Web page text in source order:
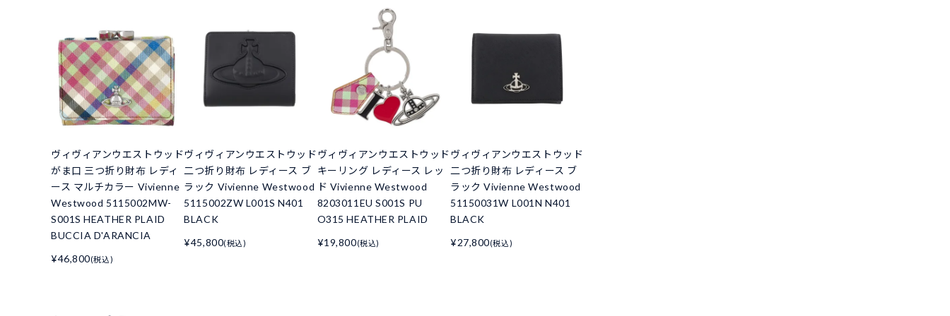
ヴィヴィアンウエストウッド
がま口 三つ折り財布 レディ
ース マルチカラー Vivienne
Westwood 5115002MW-
S001S HEATHER PLAID
BUCCIA D'ARANCIA
¥46,800(税込)
ヴィヴィアンウエストウッド
二つ折り財布 レディース ブ
ラック Vivienne Westwood
5115002ZW L001S N401
BLACK
¥45,800(税込)
ヴィヴィアンウエストウッド
キーリング レディース レッ
ド Vivienne Westwood
8203011EU S001S PU
O315 HEATHER PLAID
¥19,800(税込)
ヴィヴィアンウエストウッド
二つ折り財布 レディース ブ
ラック Vivienne Westwood
51150031W L001N N401
BLACK
¥27,800(税込)